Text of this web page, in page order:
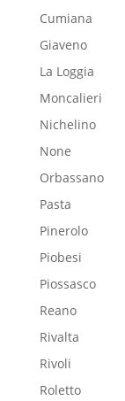
Cumiana
Giaveno
La Loggia
Moncalieri
Nichelino
None
Orbassano
Pasta
Pinerolo
Piobesi
Piossasco
Reano
Rivalta
Rivoli
Roletto